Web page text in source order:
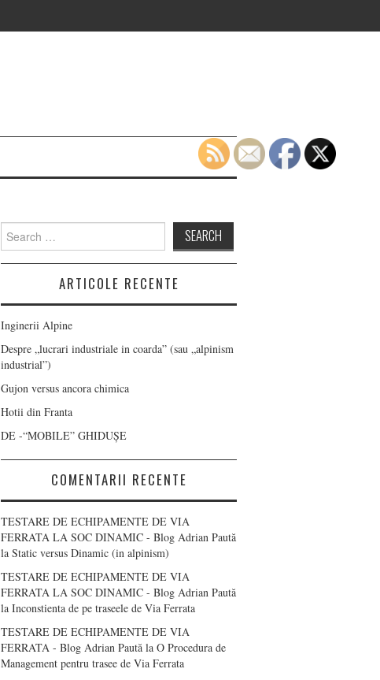
Search
for:
ARTICOLE RECENTE
Inginerii Alpine
Despre „lucrari industriale in coarda” (sau „alpinism
industrial”)
Gujon versus ancora chimica
Hotii din Franta
DE -“MOBILE” GHIDUȘE
COMENTARII RECENTE
TESTARE DE ECHIPAMENTE DE VIA
FERRATA LA SOC DINAMIC - Blog Adrian Paută
la Static versus Dinamic (in alpinism)
TESTARE DE ECHIPAMENTE DE VIA
FERRATA LA SOC DINAMIC - Blog Adrian Paută
la Inconstienta de pe traseele de Via Ferrata
TESTARE DE ECHIPAMENTE DE VIA
FERRATA - Blog Adrian Paută la O Procedura de
Management pentru trasee de Via Ferrata